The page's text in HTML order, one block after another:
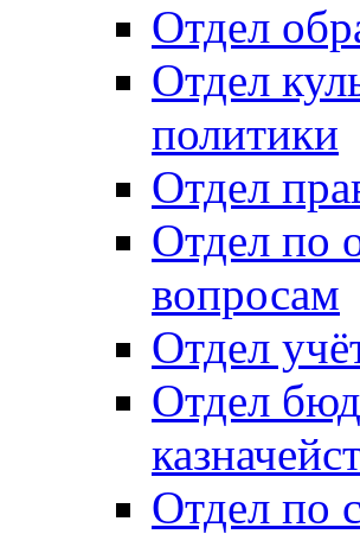
Отдел
Отдел
политики
Отдел
Отдел по
вопросам
Отдел
Отдел
Отдел по